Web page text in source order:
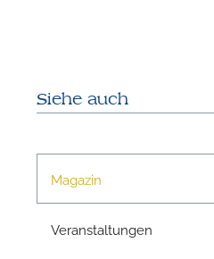
Siehe auch
Magazin
Veranstaltungen